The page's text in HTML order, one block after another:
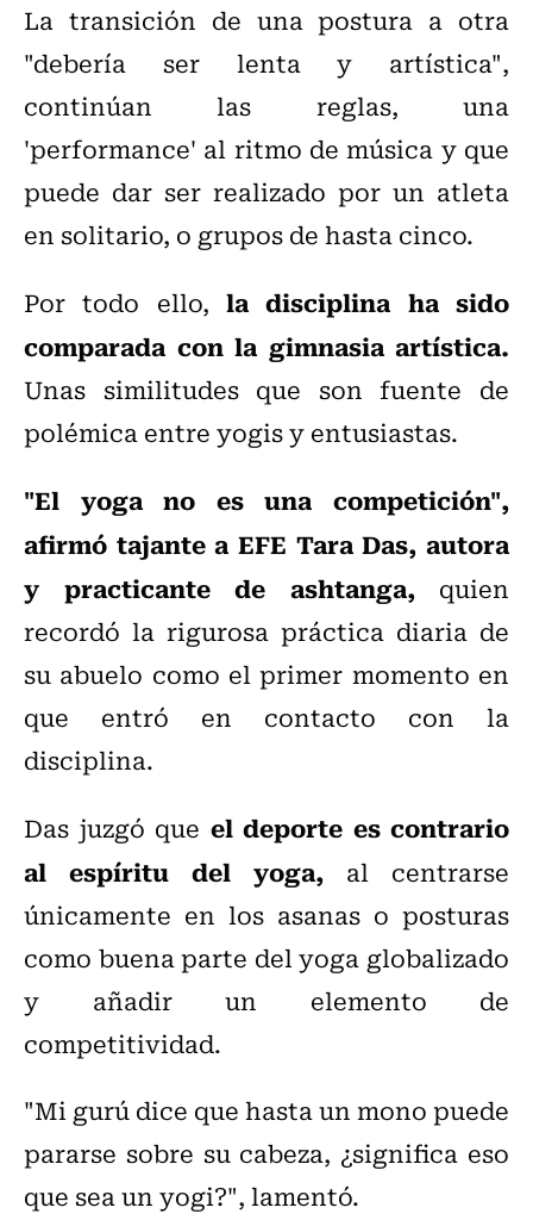
La transición de una postura a otra
"debería ser lenta y artística",
continúan las reglas, una
'performance' al ritmo de música y que
puede dar ser realizado por un atleta
en solitario, o grupos de hasta cinco.
Por todo ello, la disciplina ha sido
comparada con la gimnasia artística.
Unas similitudes que son fuente de
polémica entre yogis y entusiastas.
"El yoga no es una competición",
afirmó tajante a EFE Tara Das, autora
y practicante de ashtanga,quien
recordó la rigurosa práctica diaria de
su abuelo como el primer momento en
que entró en contacto con la
disciplina.
Das juzgó que el deporte es contrario
al espíritu del yoga, al centrarse
únicamente en los asanas o posturas
como buena parte del yoga globalizado
y añadir un elemento de
competitividad.
"Mi gurú dice que hasta un mono puede
pararse sobre su cabeza, ¿significa eso
que sea un yogi?", lamentó.